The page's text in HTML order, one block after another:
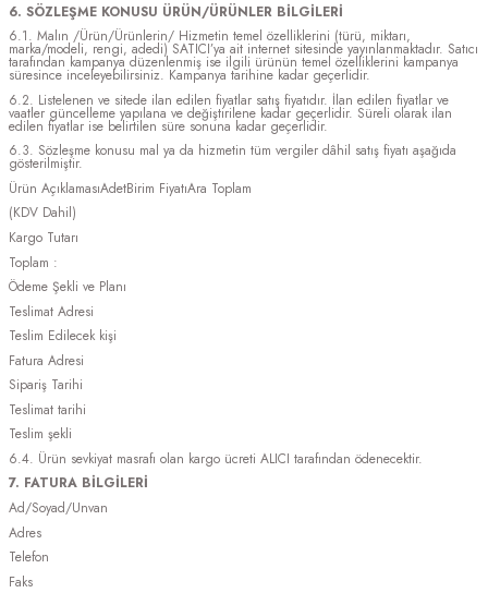
6. SÖZLEŞME KONUSU ÜRÜN/ÜRÜNLER BİLGİLERİ
6.1. Malın /Ürün/Ürünlerin/ Hizmetin temel özelliklerini (türü, miktarı,
marka/modeli, rengi, adedi) SATICI’ya ait internet sitesinde yayınlanmaktadır. Satıcı
tarafından kampanya düzenlenmiş ise ilgili ürünün temel özelliklerini kampanya
süresince inceleyebilirsiniz. Kampanya tarihine kadar geçerlidir.
6.2. Listelenen ve sitede ilan edilen fiyatlar satış fiyatıdır. İlan edilen fiyatlar ve
vaatler güncelleme yapılana ve değiştirilene kadar geçerlidir. Süreli olarak ilan
edilen fiyatlar ise belirtilen süre sonuna kadar geçerlidir.
6.3. Sözleşme konusu mal ya da hizmetin tüm vergiler dâhil satış fiyatı aşağıda
gösterilmiştir.
Ürün AçıklamasıAdetBirim FiyatıAra Toplam
(KDV Dahil)
Kargo Tutarı
Toplam :
Ödeme Şekli ve Planı
Teslimat Adresi
Teslim Edilecek kişi
Fatura Adresi
Sipariş Tarihi
Teslimat tarihi
Teslim şekli
6.4. Ürün sevkiyat masrafı olan kargo ücreti ALICI tarafından ödenecektir.
7. FATURA BİLGİLERİ
Ad/Soyad/Unvan
Adres
Telefon
Faks